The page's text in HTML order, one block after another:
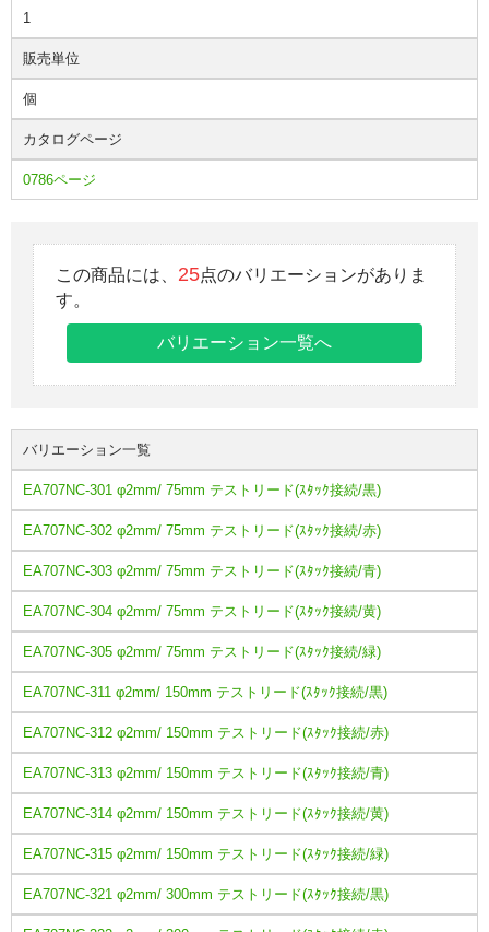
1
販売単位
個
カタログページ
0786ページ
この商品には、 25点のバリエーションがありま
す。
バリエーション一覧へ
バリエーション一覧
EA707NC-301 φ2mm/ 75mm テストリード(ｽﾀｯｸ接続/黒)
EA707NC-302 φ2mm/ 75mm テストリード(ｽﾀｯｸ接続/赤)
EA707NC-303 φ2mm/ 75mm テストリード(ｽﾀｯｸ接続/青)
EA707NC-304 φ2mm/ 75mm テストリード(ｽﾀｯｸ接続/黄)
EA707NC-305 φ2mm/ 75mm テストリード(ｽﾀｯｸ接続/緑)
EA707NC-311 φ2mm/ 150mm テストリード(ｽﾀｯｸ接続/黒)
EA707NC-312 φ2mm/ 150mm テストリード(ｽﾀｯｸ接続/赤)
EA707NC-313 φ2mm/ 150mm テストリード(ｽﾀｯｸ接続/青)
EA707NC-314 φ2mm/ 150mm テストリード(ｽﾀｯｸ接続/黄)
EA707NC-315 φ2mm/ 150mm テストリード(ｽﾀｯｸ接続/緑)
EA707NC-321 φ2mm/ 300mm テストリード(ｽﾀｯｸ接続/黒)